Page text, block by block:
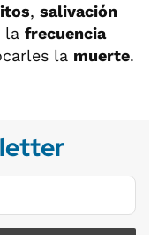
, salivación
la frecuencia
la muerte.